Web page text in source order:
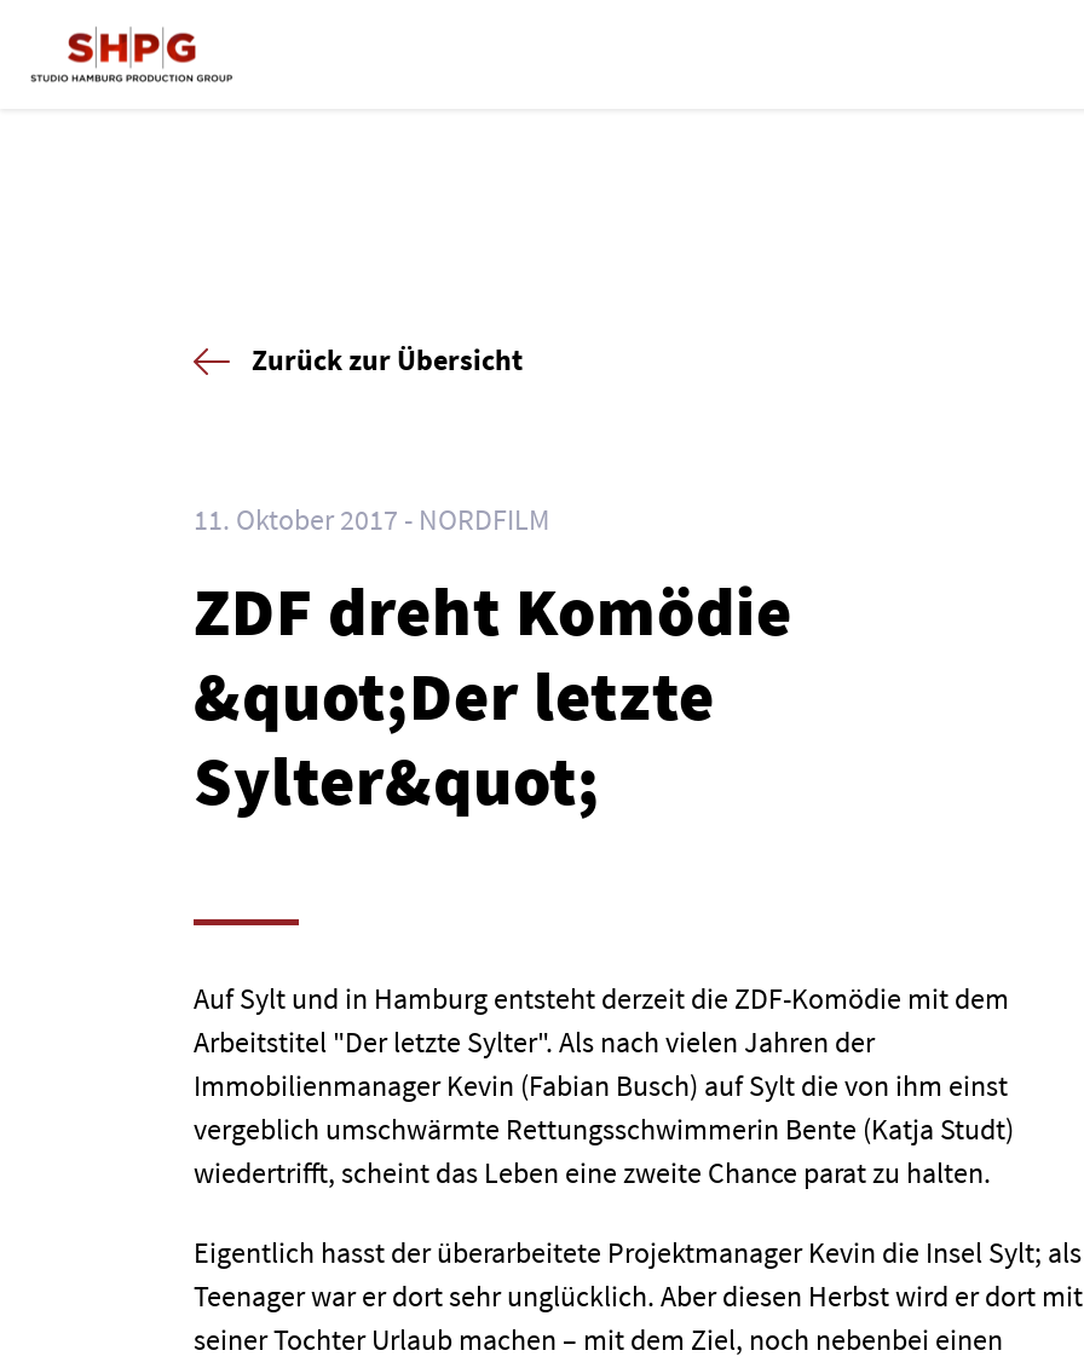
Zurück zur Übersicht
11. Oktober 2017 NORDFILM
ZDF dreht Komödie
&quot;Der letzte
Sylter&quot;
Auf Sylt und in Hamburg entsteht derzeit die ZDF-Komödie mit dem
Arbeitstitel "Der letzte Sylter". Als nach vielen Jahren der
Immobilienmanager Kevin (Fabian Busch) auf Sylt die von ihm einst
vergeblich umschwärmte Rettungsschwimmerin Bente (Katja Studt)
wiedertrifft, scheint das Leben eine zweite Chance parat zu halten.
Eigentlich hasst der überarbeitete Projektmanager Kevin die Insel Sylt; als
Teenager war er dort sehr unglücklich. Aber diesen Herbst wird er dort mit
seiner Tochter Urlaub machen – mit dem Ziel, noch nebenbei einen